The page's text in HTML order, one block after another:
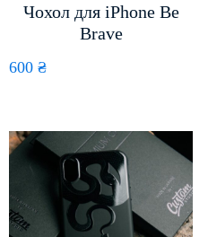
Чохол для iPhone Be
Brave
600 ₴